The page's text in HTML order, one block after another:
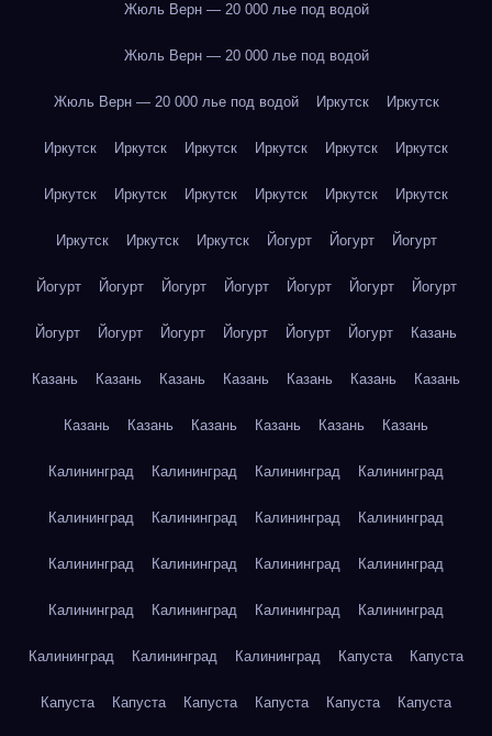
Жюль Верн — 20 000 лье под водой
Жюль Верн — 20 000 лье под водой
Жюль Верн — 20 000 лье под водой Иркутск Иркутск
Иркутск Иркутск Иркутск Иркутск Иркутск Иркутск
Иркутск Иркутск Иркутск Иркутск Иркутск Иркутск
Иркутск Иркутск Иркутск Йогурт Йогурт Йогурт
Йогурт Йогурт Йогурт Йогурт Йогурт Йогурт Йогурт
Йогурт Йогурт Йогурт Йогурт Йогурт Йогурт Казань
Казань Казань Казань Казань Казань Казань Казань
Казань Казань Казань Казань Казань Казань
Калининград Калининград Калининград Калининград
Калининград Калининград Калининград Калининград
Калининград Калининград Калининград Калининград
Калининград Калининград Калининград Калининград
Калининград Калининград Калининград Капуста Капуста
Капуста Капуста Капуста Капуста Капуста Капуста